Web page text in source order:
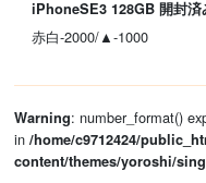
iPhoneSE3 128GB 開封済
赤白-2000/▲-1000
Warning: number_format()
in /home/c9712424/
content/themes/yoroshi/